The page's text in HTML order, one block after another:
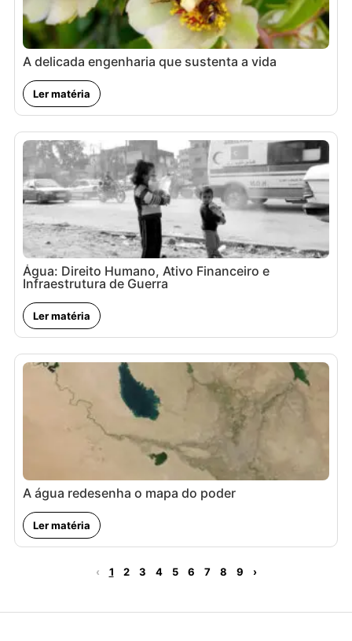
A delicada engenharia que sustenta a vida
Ler matéria
Água: Direito Humano, Ativo Financeiro e
Infraestrutura de Guerra
Ler matéria
A água redesenha o mapa do poder
Ler matéria
‹ 1 2 3 4 5 6 7 8 9 ›